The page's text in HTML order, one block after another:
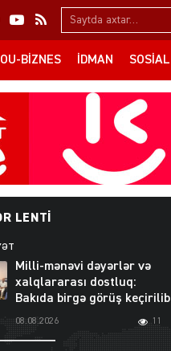
Search…
BIZNES İDMAN SOSIAL
LENTI
Milli-mənəvi dəyərlər və
xalqlararası dostluq:
Bakıda birgə görüş keçirilib
08.08.2026 11